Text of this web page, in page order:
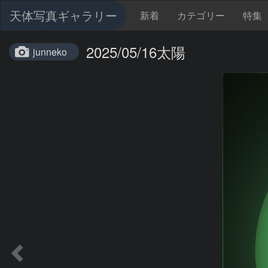
天体写真ギャラリー 新着 カテゴリー 特集
junneko 2025/05/16太陽